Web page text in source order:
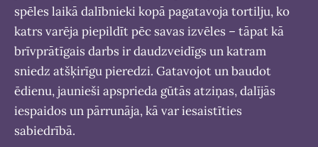
spēles laikā dalībnieki kopā pagatavoja tortilju, ko
katrs varēja piepildīt pēc savas izvēles – tāpat kā
brīvprātīgais darbs ir daudzveidīgs un katram
sniedz atšķirīgu pieredzi. Gatavojot un baudot
ēdienu, jaunieši apsprieda gūtās atziņas, dalījās
iespaidos un pārrunāja, kā var iesaistīties
sabiedrībā.